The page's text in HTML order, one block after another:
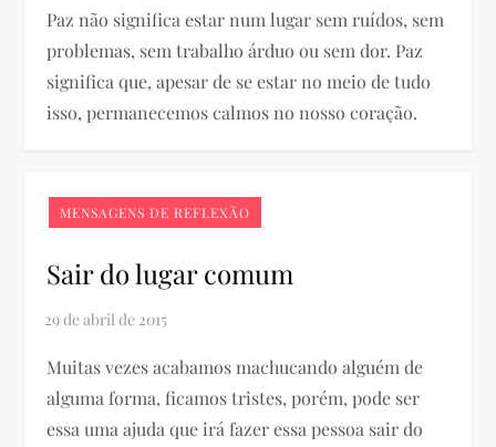
Paz não significa estar num lugar sem ruídos, sem
problemas, sem trabalho árduo ou sem dor. Paz
significa que, apesar de se estar no meio de tudo
isso, permanecemos calmos no nosso coração.
MENSAGENS DE REFLEXÃO
Sair do lugar comum
Muitas vezes acabamos machucando alguém de
alguma forma, ficamos tristes, porém, pode ser
essa uma ajuda que irá fazer essa pessoa sair do